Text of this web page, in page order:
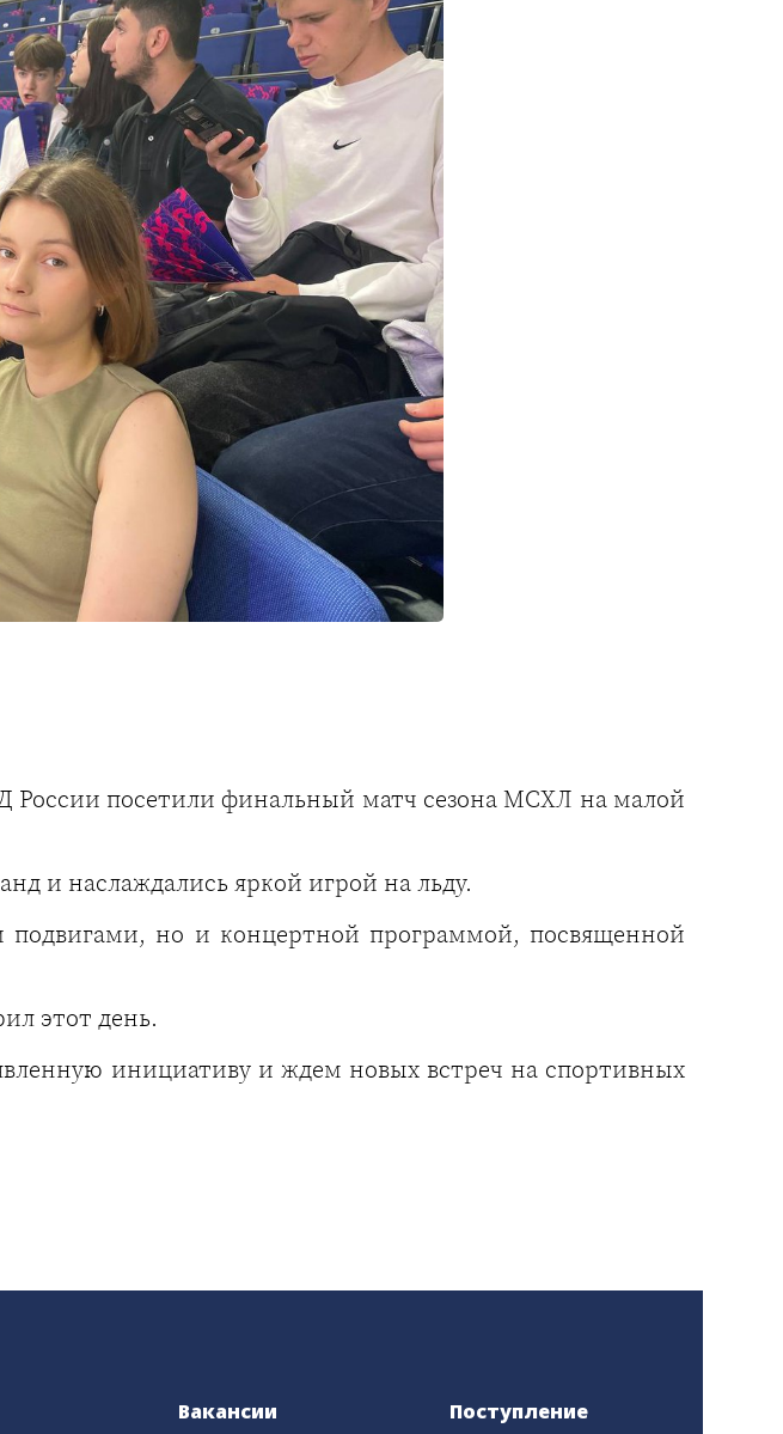
посетили финальный матч сезона МСХЛ на малой
и наслаждались яркой игрой на льду.
но и концертной программой, посвященной
этот день.
инициативу и ждем новых встреч на спортивных
Вакансии Поступление